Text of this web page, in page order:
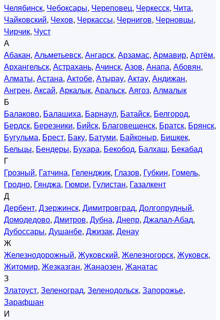
Челябинск, Чебоксары, Череповец, Черкесск, Чита,
Чайковский, Чехов, Черкассы, Чернигов, Черновцы,
Чирчик, Чуст
А
Абакан, Альметьевск, Ангарск, Арзамас, Армавир, Артём,
Архангельск, Астрахань, Ачинск, Азов, Анапа, Абовян,
Алматы, Астана, Актобе, Атырау, Актау, Андижан,
Ангрен, Аксай, Аркалык, Аральск, Аягоз, Алмалык
Б
Балаково, Балашиха, Барнаул, Батайск, Белгород,
Бердск, Березники, Бийск, Благовещенск, Братск, Брянск,
Бугульма, Брест, Баку, Батуми, Байконыр, Бишкек,
Бельцы, Бендеры, Бухара, Бекобод, Балхаш, Бекабад
Г
Грозный, Гатчина, Геленджик, Глазов, Губкин, Гомель,
Гродно, Гянджа, Гюмри, Гулистан, Газалкент
Д
Дербент, Дзержинск, Димитровград, Долгопрудный,
Домодедово, Дмитров, Дубна, Днепр, Джалал-Абад,
Дубоссары, Душанбе, Джизак, Денау
Ж
Железнодорожный, Жуковский, Железногорск, Жуковск,
Житомир, Жезказган, Жанаозен, Жанатас
З
Златоуст, Зеленоград, Зеленодольск, Запорожье,
Зарафшан
И